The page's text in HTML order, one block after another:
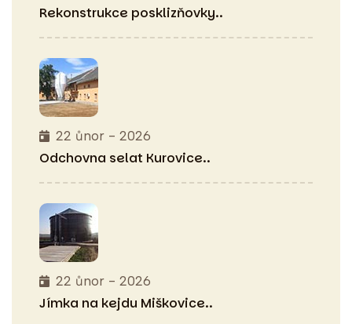
Rekonstrukce posklizňovky..
22 ůnor - 2026
Odchovna selat Kurovice..
22 ůnor - 2026
Jímka na kejdu Miškovice..